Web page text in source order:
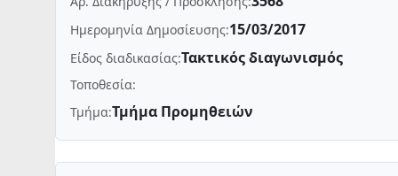
Ημερομηνία Δημοσίευσης:15/03/2017
Είδος διαδικασίας:Τακτικός διαγωνισμός
Τοποθεσία:
Τμήμα:Τμήμα Προμηθειών